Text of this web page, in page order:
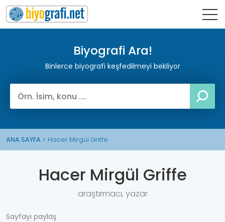
Biyografi Ara!
Binlerce biyografi keşfedilmeyi bekliyor
ANA SAYFA Hacer Mirgül Griffe
Hacer Mirgül Griffe
araştırmacı, yazar
Sayfayı paylaş